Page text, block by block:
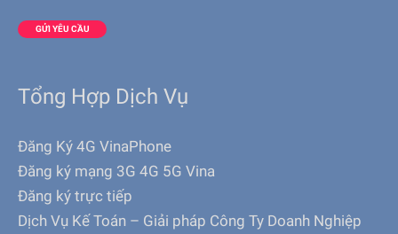
Tổng Hợp Dịch Vụ
Đăng Ký 4G VinaPhone
Đăng ký mạng 3G 4G 5G Vina
Đăng ký trực tiếp
Dịch Vụ Kế Toán – Giải pháp Công Ty Doanh Nghiệp